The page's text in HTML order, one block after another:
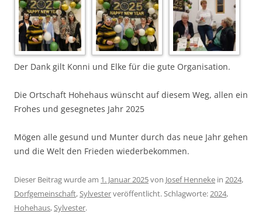
Der Dank gilt Konni und Elke für die gute Organisation.
Die Ortschaft Hohehaus wünscht auf diesem Weg, allen ein
Frohes und gesegnetes Jahr 2025
Mögen alle gesund und Munter durch das neue Jahr gehen
und die Welt den Frieden wiederbekommen.
Dieser Beitrag wurde am 1. Januar 2025von Josef Henneke in 2024,
Dorfgemeinschaft,Sylvesterveröffentlicht. Schlagworte:2024,
Hohehaus,Sylvester.